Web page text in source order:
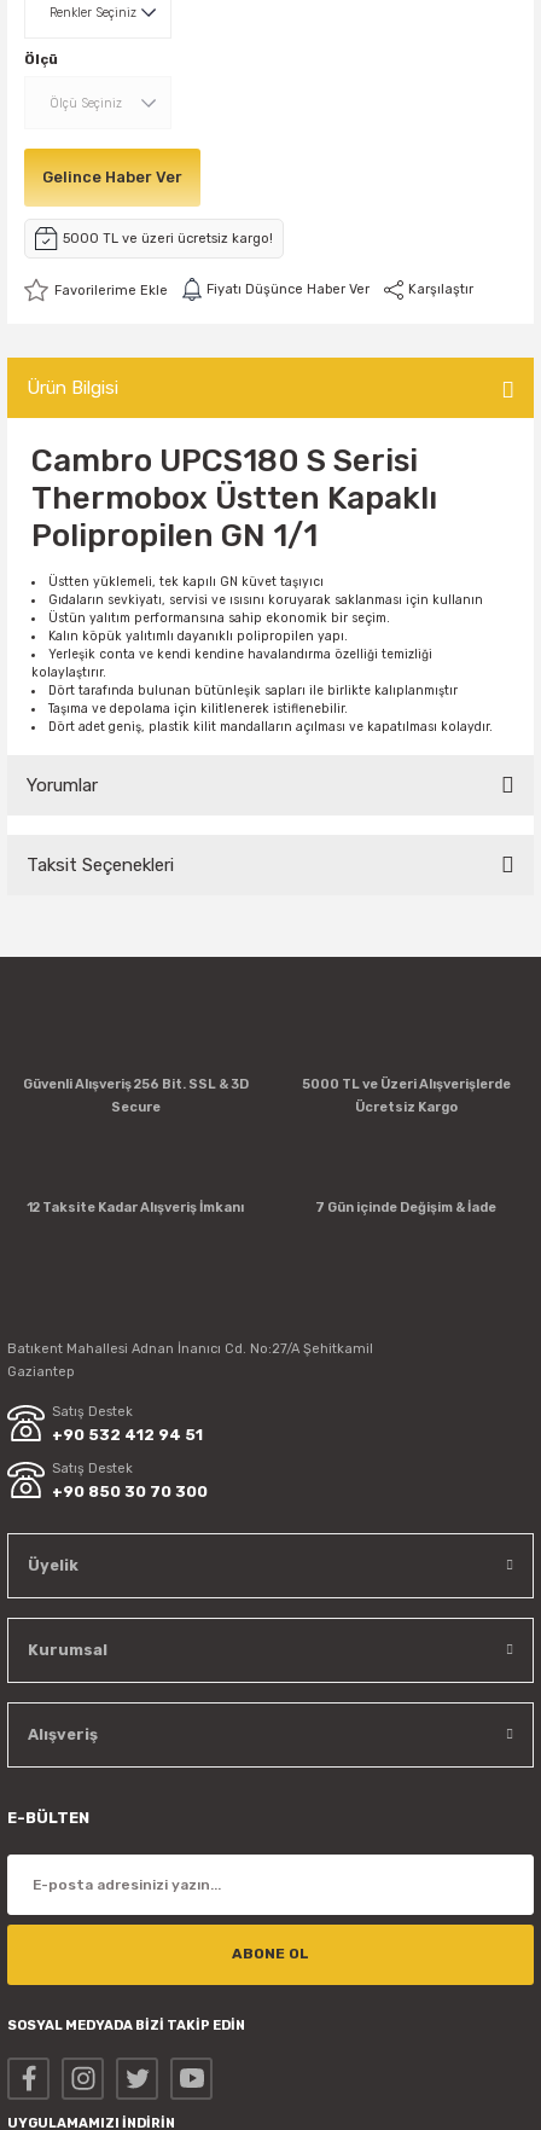
Ölçü
Gelince Haber Ver
5000 TL ve üzeri ücretsiz kargo!
Fiyatı Düşünce Haber Ver Karşılaştır
Ürün Bilgisi
Cambro UPCS180 S Serisi
Thermobox Üstten Kapaklı
Polipropilen GN 1/1
Üstten yüklemeli, tek kapılı GN küvet taşıyıcı
Gıdaların sevkiyatı, servisi ve ısısını koruyarak saklanması için kullanın
Üstün yalıtım performansına sahip ekonomik bir seçim.
Kalın köpük yalıtımlı dayanıklı polipropilen yapı.
Yerleşik conta ve kendi kendine havalandırma özelliği temizliği
kolaylaştırır.
Dört tarafında bulunan bütünleşik sapları ile birlikte kalıplanmıştır
Taşıma ve depolama için kilitlenerek istiflenebilir.
Dört adet geniş, plastik kilit mandalların açılması ve kapatılması kolaydır.
Yorumlar
Yorum Yaz
Taksit Seçenekleri
Güvenli Alışveriş 256 Bit. SSL & 3D
Secure
5000 TL ve Üzeri Alışverişlerde
Ücretsiz Kargo
12 Taksite Kadar Alışveriş İmkanı 7 Gün içinde Değişim & İade
Batıkent Mahallesi Adnan İnanıcı Cd. No:27/A Şehitkamil
Gaziantep
Satış Destek
+90 532 412 94 51
Satış Destek
+90 850 30 70 300
Üyelik
Kurumsal
Alışveriş
E-BÜLTEN
ABONE OL
SOSYAL MEDYADA BİZİ TAKİP EDİN
UYGULAMAMIZI İNDİRİN